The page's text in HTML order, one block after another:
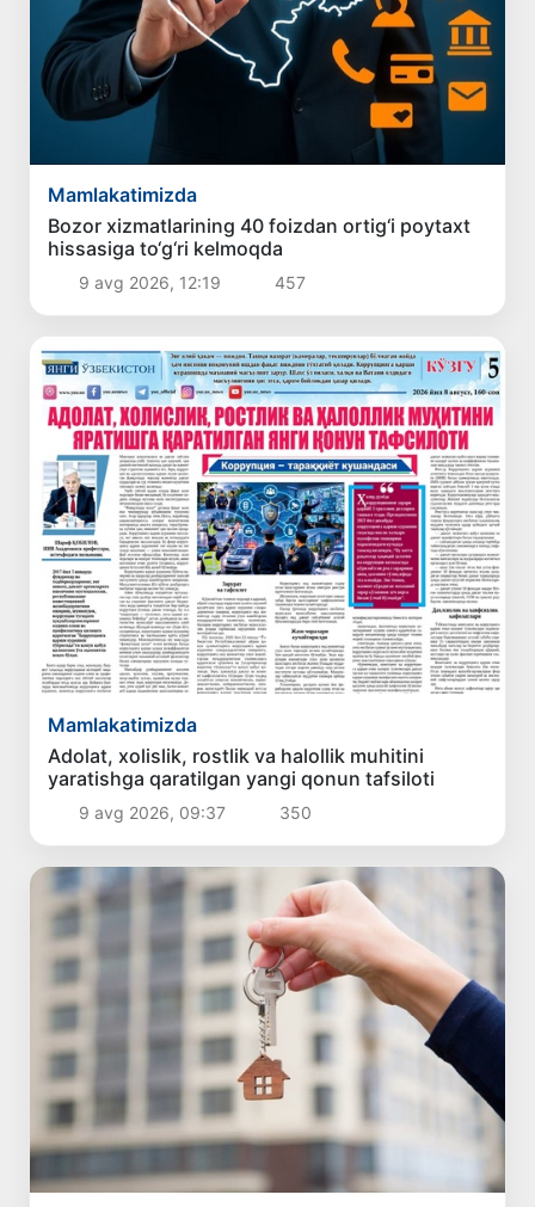
Mamlakatimizda
Bozor xizmatlarining 40 foizdan ortig‘i poytaxt
hissasiga to‘g‘ri kelmoqda
9 avg 2026, 12:19 457
Mamlakatimizda
Adolat, xolislik, rostlik va halollik muhitini
yaratishga qaratilgan yangi qonun tafsiloti
9 avg 2026, 09:37 350